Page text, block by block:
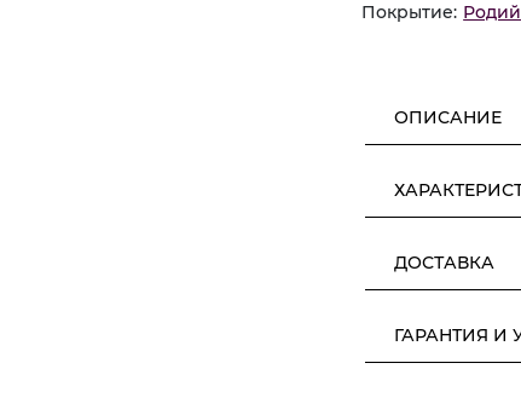
Покрытие: Родий
ОПИСАНИЕ
ДОСТАВКА
ГАРАНТИЯ И